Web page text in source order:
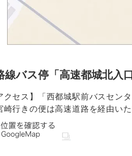
線バス停「高速都城北入口
クセス】「西都城駅前バスセン
行きの便は高速道路を経由い